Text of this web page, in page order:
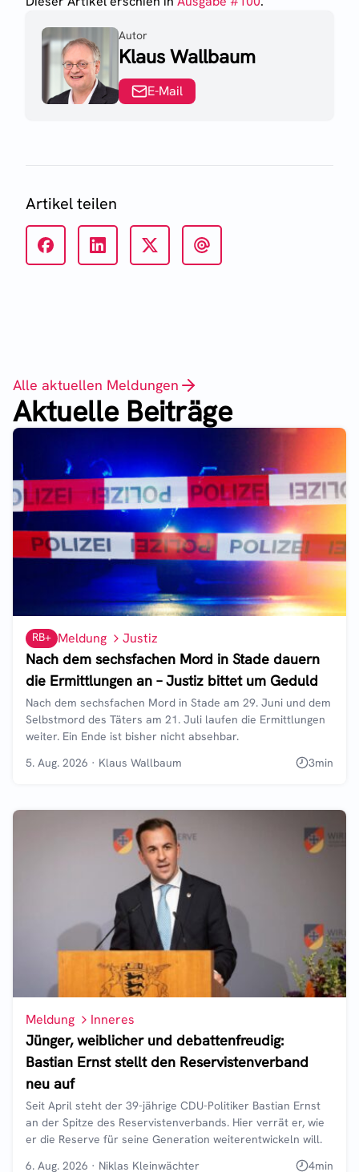
Autor
Klaus Wallbaum
E-Mail
Artikel teilen
Alle aktuellen Meldungen
Aktuelle Beiträge
RB+ Meldung Justiz
Nach dem sechsfachen Mord in Stade dauern
die Ermittlungen an – Justiz bittet um Geduld
Nach dem sechsfachen Mord in Stade am 29. Juni und dem
Selbstmord des Täters am 21. Juli laufen die Ermittlungen
weiter. Ein Ende ist bisher nicht absehbar.
5. Aug. 2026 · Klaus Wallbaum 3min
Meldung Inneres
Jünger, weiblicher und debattenfreudig:
Bastian Ernst stellt den Reservistenverband
neu auf
Seit April steht der 39-jährige CDU-Politiker Bastian Ernst
an der Spitze des Reservistenverbands. Hier verrät er, wie
er die Reserve für seine Generation weiterentwickeln will.
6. Aug. 2026 · Niklas Kleinwächter 4min